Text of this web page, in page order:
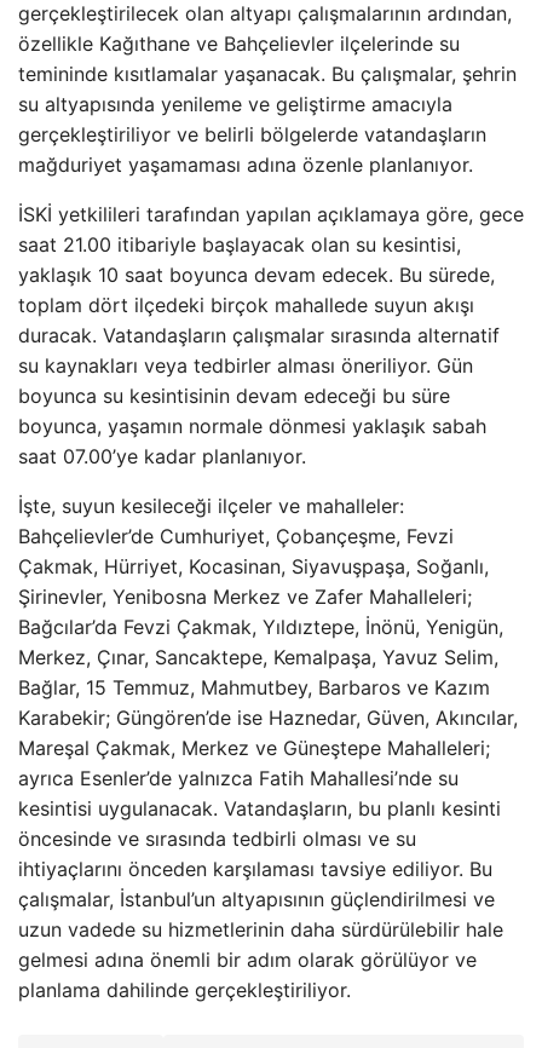
gerçekleştirilecek olan altyapı çalışmalarının ardından,
özellikle Kağıthane ve Bahçelievler ilçelerinde su
temininde kısıtlamalar yaşanacak. Bu çalışmalar, şehrin
su altyapısında yenileme ve geliştirme amacıyla
gerçekleştiriliyor ve belirli bölgelerde vatandaşların
mağduriyet yaşamaması adına özenle planlanıyor.
İSKİ yetkilileri tarafından yapılan açıklamaya göre, gece
saat 21.00 itibariyle başlayacak olan su kesintisi,
yaklaşık 10 saat boyunca devam edecek. Bu sürede,
toplam dört ilçedeki birçok mahallede suyun akışı
duracak. Vatandaşların çalışmalar sırasında alternatif
su kaynakları veya tedbirler alması öneriliyor. Gün
boyunca su kesintisinin devam edeceği bu süre
boyunca, yaşamın normale dönmesi yaklaşık sabah
saat 07.00’ye kadar planlanıyor.
İşte, suyun kesileceği ilçeler ve mahalleler:
Bahçelievler’de Cumhuriyet, Çobançeşme, Fevzi
Çakmak, Hürriyet, Kocasinan, Siyavuşpaşa, Soğanlı,
Şirinevler, Yenibosna Merkez ve Zafer Mahalleleri;
Bağcılar’da Fevzi Çakmak, Yıldıztepe, İnönü, Yenigün,
Merkez, Çınar, Sancaktepe, Kemalpaşa, Yavuz Selim,
Bağlar, 15 Temmuz, Mahmutbey, Barbaros ve Kazım
Karabekir; Güngören’de ise Haznedar, Güven, Akıncılar,
Mareşal Çakmak, Merkez ve Güneştepe Mahalleleri;
ayrıca Esenler’de yalnızca Fatih Mahallesi’nde su
kesintisi uygulanacak. Vatandaşların, bu planlı kesinti
öncesinde ve sırasında tedbirli olması ve su
ihtiyaçlarını önceden karşılaması tavsiye ediliyor. Bu
çalışmalar, İstanbul’un altyapısının güçlendirilmesi ve
uzun vadede su hizmetlerinin daha sürdürülebilir hale
gelmesi adına önemli bir adım olarak görülüyor ve
planlama dahilinde gerçekleştiriliyor.